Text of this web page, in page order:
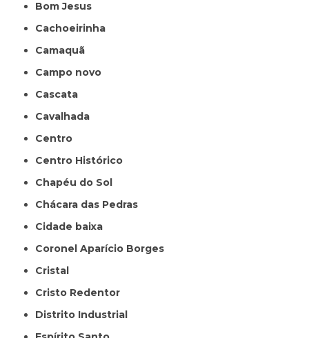
Bom Jesus
Cachoeirinha
Camaquã
Campo novo
Cascata
Cavalhada
Centro
Centro Histórico
Chapéu do Sol
Chácara das Pedras
Cidade baixa
Coronel Aparício Borges
Cristal
Cristo Redentor
Distrito Industrial